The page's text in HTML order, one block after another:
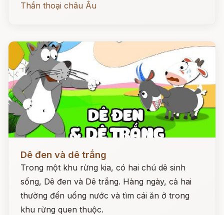
Thần thoại châu Âu
Dê đen và dê trắng
Trong một khu rừng kia, có hai chú dê sinh
sống, Dê đen và Dê trắng. Hàng ngày, cả hai
thường đến uống nước và tìm cái ăn ở trong
khu rừng quen thuộc.